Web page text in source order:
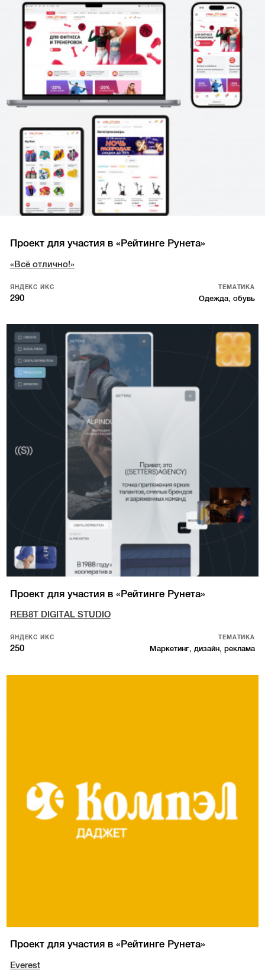
Проект для участия в «Рейтинге Рунета»
«Всё отлично!»
ЯНДЕКС ИКС
290
ТЕМАТИКА
Одежда, обувь
Проект для участия в «Рейтинге Рунета»
REB8T DIGITAL STUDIO
ЯНДЕКС ИКС
250
ТЕМАТИКА
Маркетинг, дизайн, реклама
Проект для участия в «Рейтинге Рунета»
Everest